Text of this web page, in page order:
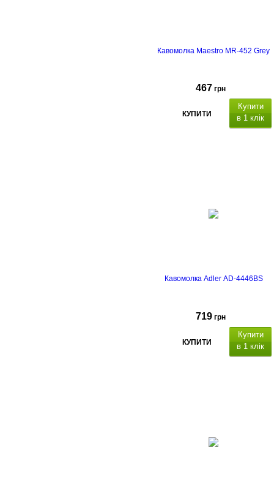
Кавомолка Maestro MR-452 Grey
467 грн
КУПИТИ
Купити
в 1 клік
Кавомолка Adler AD-4446BS
719 грн
КУПИТИ
Купити
в 1 клік